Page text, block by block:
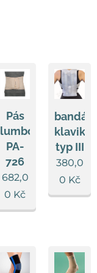
Pás
lumbosakrální
PA-
726
682,0
0 Kč
bandáž
typ III
380,0
0 Kč